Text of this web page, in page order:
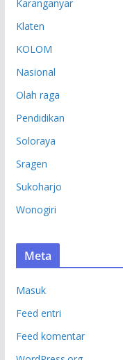
Karanganyar
Klaten
KOLOM
Nasional
Olah raga
Pendidikan
Soloraya
Sragen
Sukoharjo
Wonogiri
Meta
Masuk
Feed entri
Feed komentar